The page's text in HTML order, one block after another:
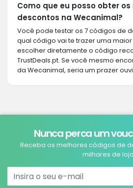
Como que eu posso obter os
descontos na Wecanimal?
Você pode testar os 7 códigos de
qual código vai te trazer uma
escolher diretamente o código
TrustDeals.pt. Se você mesmo
da Wecanimal, seria um prazer
Nunca perca um
Receba os melhores códigos de
milhares de